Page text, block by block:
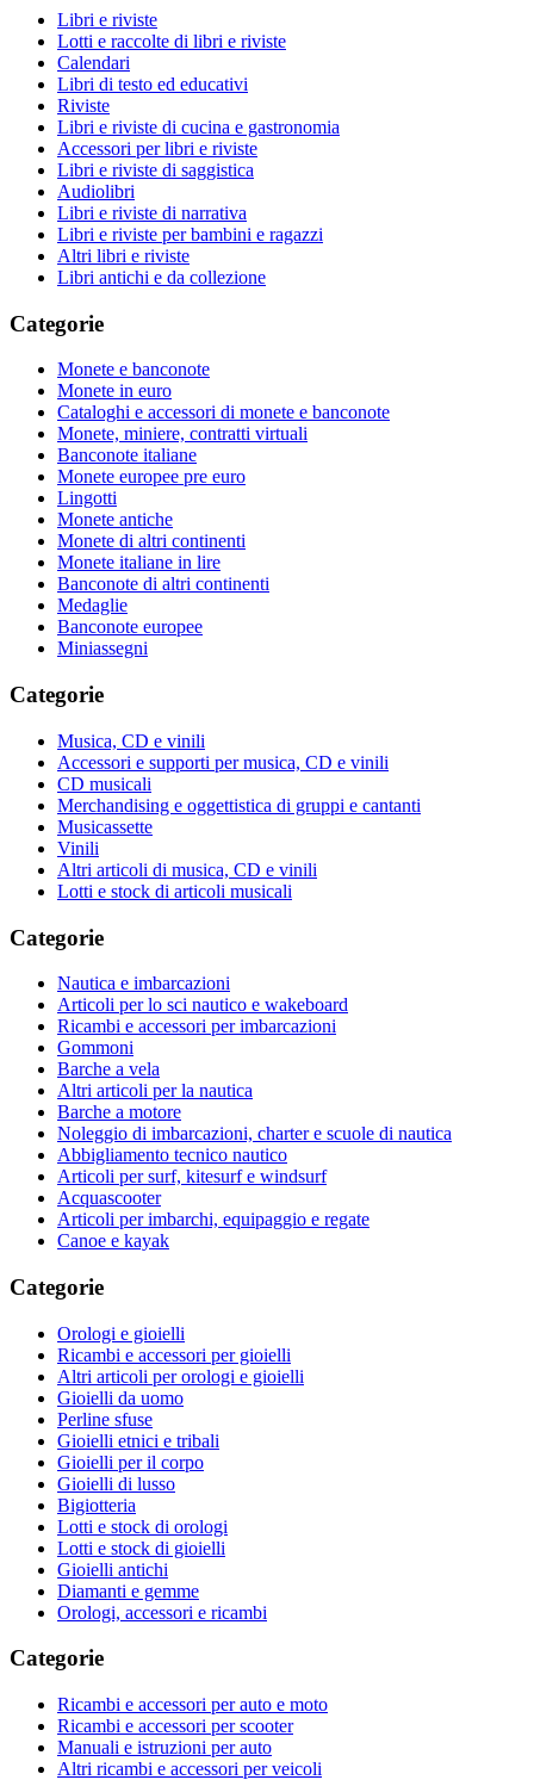
Libri e riviste
Lotti e raccolte di libri e riviste
Calendari
Libri di testo ed educativi
Riviste
Libri e riviste di cucina e gastronomia
Accessori per libri e riviste
Libri e riviste di saggistica
Audiolibri
Libri e riviste di narrativa
Libri e riviste per bambini e ragazzi
Altri libri e riviste
Libri antichi e da collezione
Categorie
Monete e banconote
Monete in euro
Cataloghi e accessori di monete e banconote
Monete, miniere, contratti virtuali
Banconote italiane
Monete europee pre euro
Lingotti
Monete antiche
Monete di altri continenti
Monete italiane in lire
Banconote di altri continenti
Medaglie
Banconote europee
Miniassegni
Categorie
Musica, CD e vinili
Accessori e supporti per musica, CD e vinili
CD musicali
Merchandising e oggettistica di gruppi e cantanti
Musicassette
Vinili
Altri articoli di musica, CD e vinili
Lotti e stock di articoli musicali
Categorie
Nautica e imbarcazioni
Articoli per lo sci nautico e wakeboard
Ricambi e accessori per imbarcazioni
Gommoni
Barche a vela
Altri articoli per la nautica
Barche a motore
Noleggio di imbarcazioni, charter e scuole di nautica
Abbigliamento tecnico nautico
Articoli per surf, kitesurf e windsurf
Acquascooter
Articoli per imbarchi, equipaggio e regate
Canoe e kayak
Categorie
Orologi e gioielli
Ricambi e accessori per gioielli
Altri articoli per orologi e gioielli
Gioielli da uomo
Perline sfuse
Gioielli etnici e tribali
Gioielli per il corpo
Gioielli di lusso
Bigiotteria
Lotti e stock di orologi
Lotti e stock di gioielli
Gioielli antichi
Diamanti e gemme
Orologi, accessori e ricambi
Categorie
Ricambi e accessori per auto e moto
Ricambi e accessori per scooter
Manuali e istruzioni per auto
Altri ricambi e accessori per veicoli